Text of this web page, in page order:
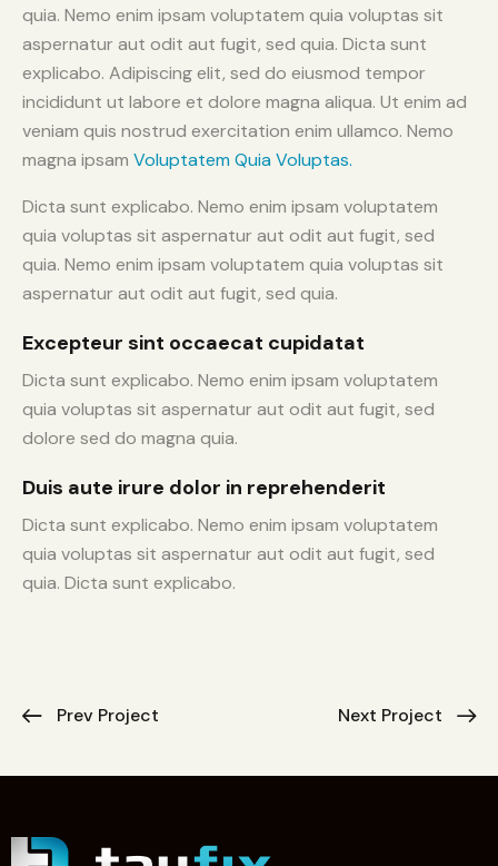
quia. Nemo enim ipsam voluptatem quia voluptas sit
aspernatur aut odit aut fugit, sed quia. Dicta sunt
explicabo. Adipiscing elit, sed do eiusmod tempor
incididunt ut labore et dolore magna aliqua. Ut enim ad
veniam quis nostrud exercitation enim ullamco. Nemo
magna ipsam Voluptatem Quia Voluptas.
Dicta sunt explicabo. Nemo enim ipsam voluptatem
quia voluptas sit aspernatur aut odit aut fugit, sed
quia. Nemo enim ipsam voluptatem quia voluptas sit
aspernatur aut odit aut fugit, sed quia.
Excepteur sint occaecat cupidatat
Dicta sunt explicabo. Nemo enim ipsam voluptatem
quia voluptas sit aspernatur aut odit aut fugit, sed
dolore sed do magna quia.
Duis aute irure dolor in reprehenderit
Dicta sunt explicabo. Nemo enim ipsam voluptatem
quia voluptas sit aspernatur aut odit aut fugit, sed
quia. Dicta sunt explicabo.
Prev Project Next Project